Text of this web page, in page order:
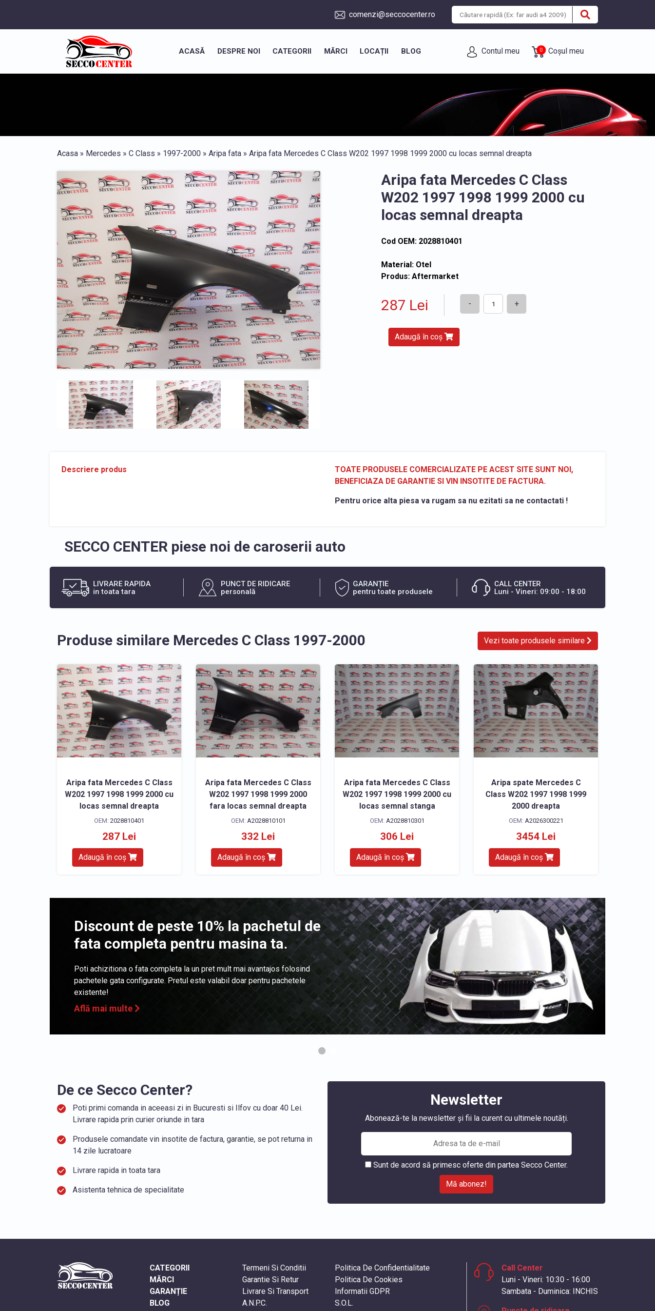
comenzi@seccocenter.ro
ACASĂ DESPRE NOI CATEGORII MĂRCI LOCAȚII BLOG Contul meu 0 Coșul meu
Acasa » Mercedes » C Class » 1997-2000 » Aripa fata » Aripa fata Mercedes C Class W202 1997 1998 1999 2000 cu locas semnal dreapta
Aripa fata Mercedes C Class
W202 1997 1998 1999 2000 cu
locas semnal dreapta
Cod OEM: 2028810401
Material: Otel
Produs: Aftermarket
287 Lei - +
Adaugă în coș
Descriere produs
TOATE PRODUSELE COMERCIALIZATE PE ACEST SITE SUNT NOI,
BENEFICIAZA DE GARANTIE SI VIN INSOTITE DE FACTURA.
Pentru orice alta piesa va rugam sa nu ezitati sa ne contactati !
SECCO CENTER piese noi de caroserii auto
LIVRARE RAPIDA
in toata tara
PUNCT DE RIDICARE
personală
GARANȚIE
pentru toate produsele
CALL CENTER
Luni - Vineri: 09:00 - 18:00
Produse similare Mercedes C Class 1997-2000 Vezi toate produsele similare
Aripa fata Mercedes C Class
W202 1997 1998 1999 2000 cu
locas semnal dreapta
OEM: 2028810401
287 Lei
Adaugă în coș
Aripa fata Mercedes C Class
W202 1997 1998 1999 2000
fara locas semnal dreapta
OEM: A2028810101
332 Lei
Adaugă în coș
Aripa fata Mercedes C Class
W202 1997 1998 1999 2000 cu
locas semnal stanga
OEM: A2028810301
306 Lei
Adaugă în coș
Aripa spate Mercedes C
Class W202 1997 1998 1999
2000 dreapta
OEM: A2026300221
3454 Lei
Adaugă în coș
Discount de peste 10% la pachetul de
fata completa pentru masina ta.
Poti achizitiona o fata completa la un pret mult mai avantajos folosind
pachetele gata configurate. Pretul este valabil doar pentru pachetele
existente!
Află mai multe
De ce Secco Center?
Poti primi comanda in aceeasi zi in Bucuresti si Ilfov cu doar 40 Lei.
Livrare rapida prin curier oriunde in tara
Produsele comandate vin insotite de factura, garantie, se pot returna in
14 zile lucratoare
Livrare rapida in toata tara
Asistenta tehnica de specialitate
Newsletter
Abonează-te la newsletter și fii la curent cu ultimele noutăți.
Sunt de acord să primesc oferte din partea Secco Center.
Mă abonez!
CATEGORII
MĂRCI
GARANȚIE
BLOG
Termeni Si Conditii
Garantie Si Retur
Livrare Si Transport
A.N.P.C.
Politica De Confidentialitate
Politica De Cookies
Informatii GDPR
S.O.L.
Call Center
Luni - Vineri: 10:30 - 16:00
Sambata - Duminica: INCHIS